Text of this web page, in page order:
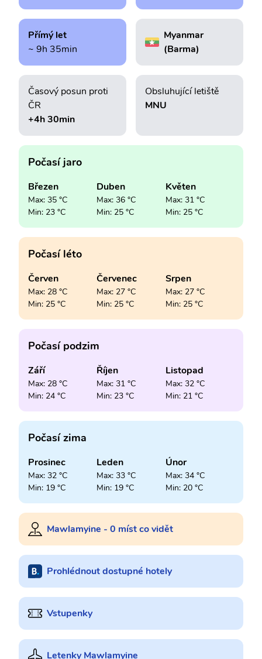
Přímý let
~ 9h 35min
Myanmar
(Barma)
Časový posun proti
ČR
+4h 30min
Obsluhující letiště
MNU
Počasí jaro
Březen
Max: 35 °C
Min: 23 °C
Duben
Max: 36 °C
Min: 25 °C
Květen
Max: 31 °C
Min: 25 °C
Počasí léto
Červen
Max: 28 °C
Min: 25 °C
Červenec
Max: 27 °C
Min: 25 °C
Srpen
Max: 27 °C
Min: 25 °C
Počasí podzim
Září
Max: 28 °C
Min: 24 °C
Říjen
Max: 31 °C
Min: 23 °C
Listopad
Max: 32 °C
Min: 21 °C
Počasí zima
Prosinec
Max: 32 °C
Min: 19 °C
Leden
Max: 33 °C
Min: 19 °C
Únor
Max: 34 °C
Min: 20 °C
Mawlamyine - 0 míst co vidět
Prohlédnout dostupné hotely
Vstupenky
Letenky Mawlamyine